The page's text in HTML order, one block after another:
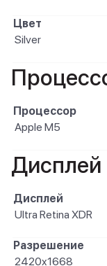
Цвет
Silver
Процессор
Apple M5
Дисплей
Дисплей
Ultra Retina XDR
Разрешение
2420x1668